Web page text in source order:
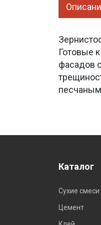
Готовые
фасадов
Каталог
Сухие смеси
Цемент